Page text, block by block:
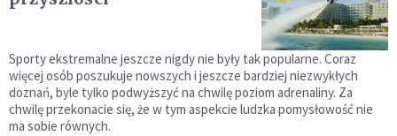
Sporty ekstremalne jeszcze nigdy nie były tak popularne. Coraz
więcej osób poszukuje nowszych i jeszcze bardziej niezwykłych
doznań, byle tylko podwyższyć na chwilę poziom adrenaliny. Za
chwilę przekonacie się, że w tym aspekcie ludzka pomysłowość nie
ma sobie równych.